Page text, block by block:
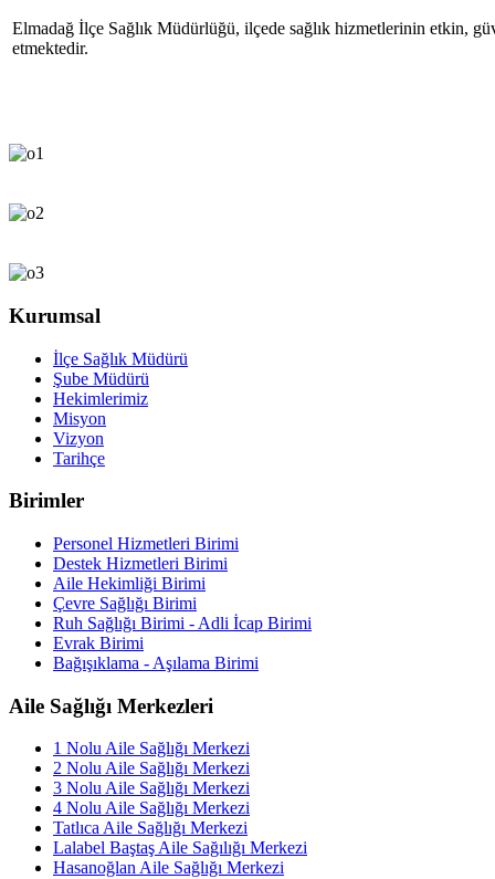
Elmadağ İlçe Sağlık Müdürlüğü, ilçede sağlık hizmetlerinin etkin,
etmektedir.
Kurumsal
İlçe Sağlık Müdürü
Şube Müdürü
Hekimlerimiz
Misyon
Vizyon
Tarihçe
Birimler
Personel Hizmetleri Birimi
Destek Hizmetleri Birimi
Aile Hekimliği Birimi
Çevre Sağlığı Birimi
Ruh Sağlığı Birimi - Adli İcap Birimi
Evrak Birimi
Bağışıklama - Aşılama Birimi
Aile Sağlığı Merkezleri
1 Nolu Aile Sağlığı Merkezi
2 Nolu Aile Sağlığı Merkezi
3 Nolu Aile Sağlığı Merkezi
4 Nolu Aile Sağlığı Merkezi
Tatlıca Aile Sağlığı Merkezi
Lalabel Baştaş Aile Sağılığı Merkezi
Hasanoğlan Aile Sağlığı Merkezi